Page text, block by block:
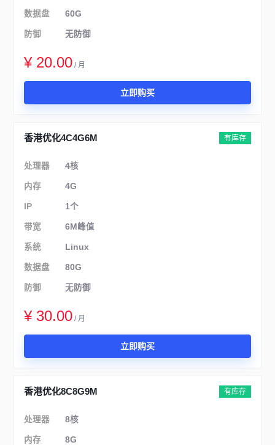
数据盘 60G
防御 无防御
¥ 20.00 / 月
立即购买
香港优化4C4G6M 有库存
处理器 4核
内存 4G
IP 1个
带宽 6M峰值
系统 Linux
数据盘 80G
防御 无防御
¥ 30.00 / 月
立即购买
香港优化8C8G9M 有库存
处理器 8核
内存 8G